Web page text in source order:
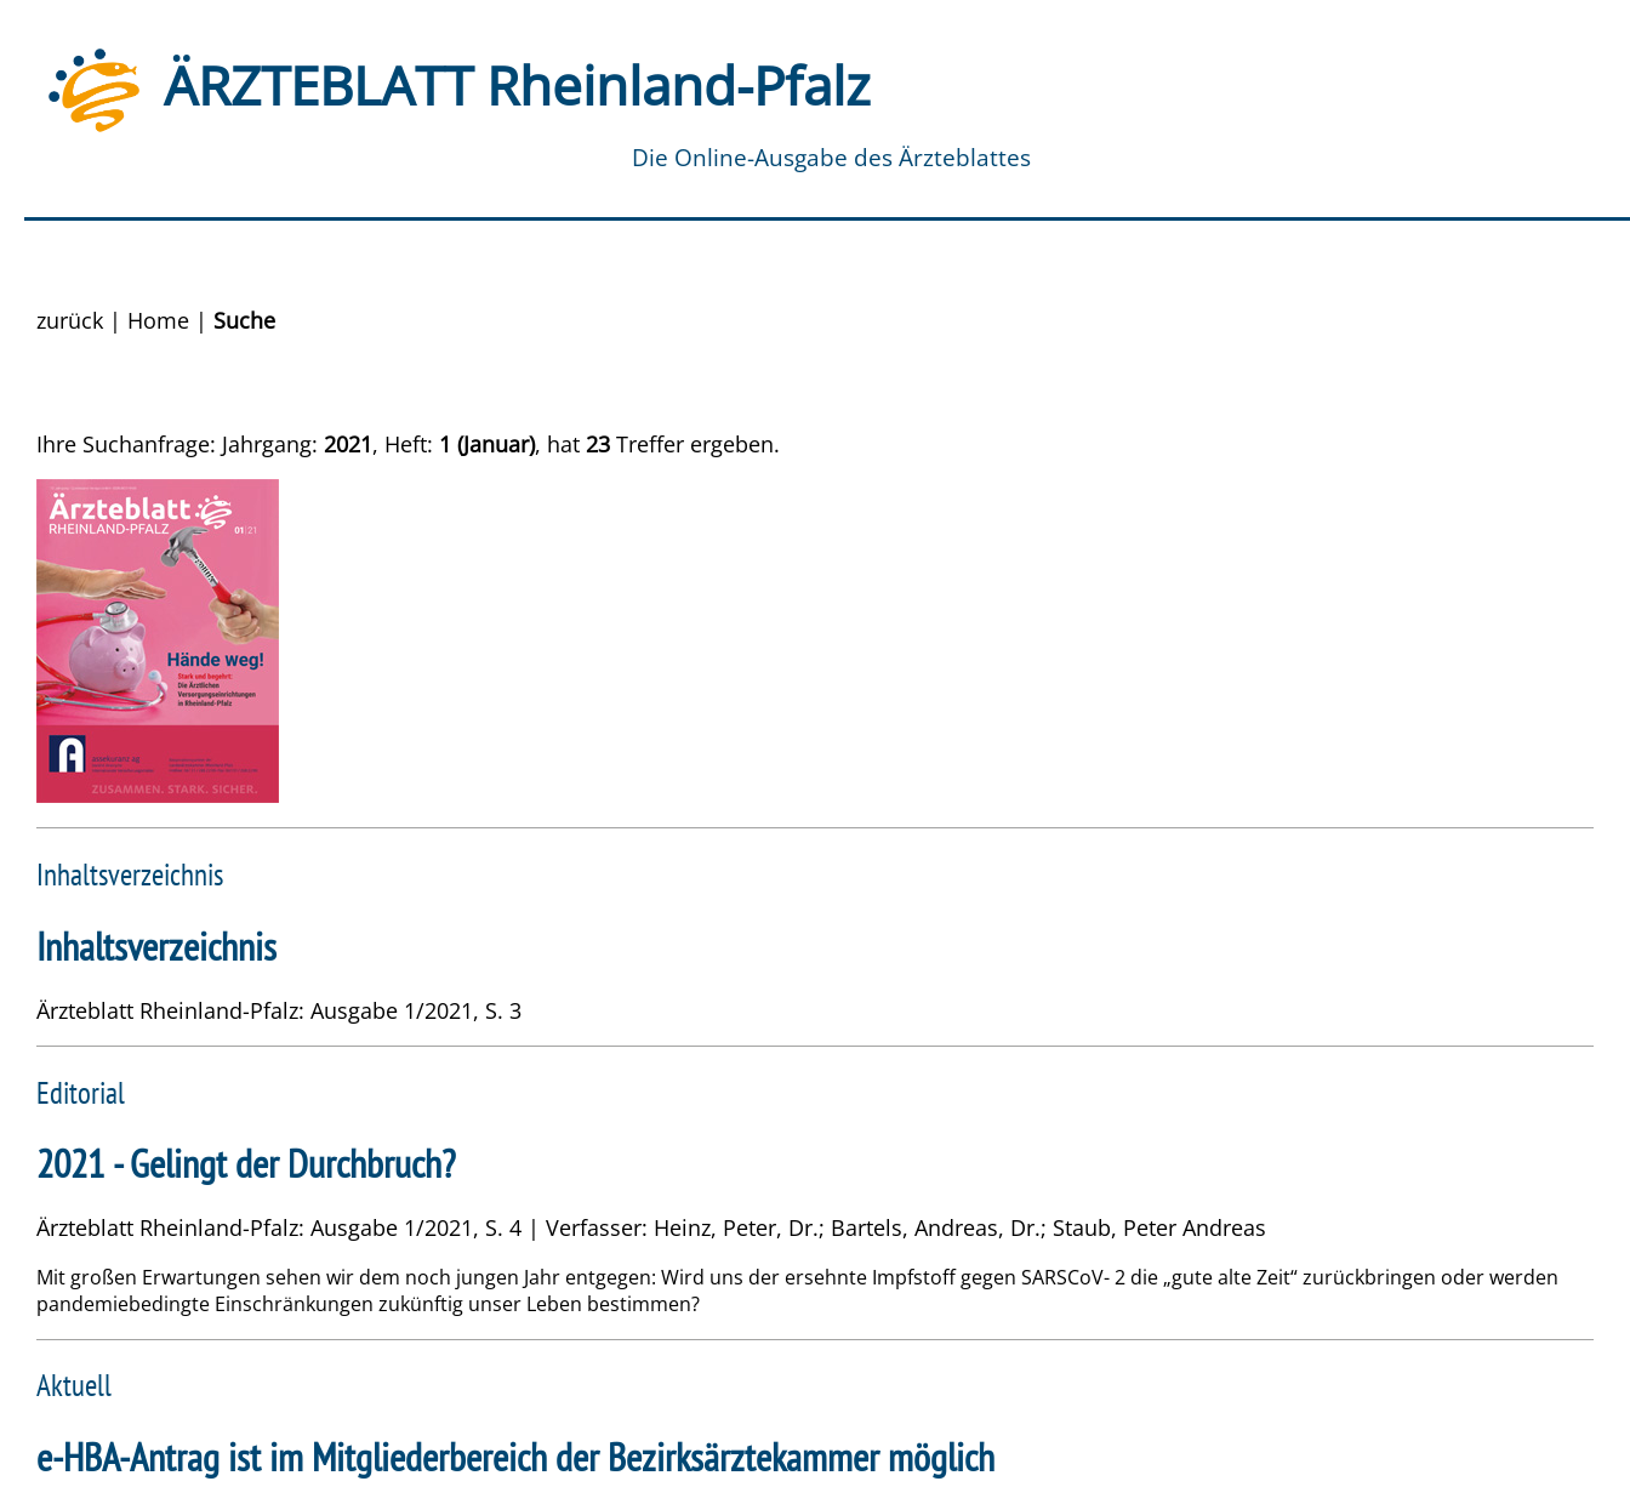
ÄRZTEBLATT Rheinland-Pfalz
Die Online-Ausgabe des Ärzteblattes
zurück | Home | Suche
Ihre Suchanfrage: Jahrgang: 2021, Heft: 1 (Januar), hat 23 Treffer ergeben.
Inhaltsverzeichnis
Inhaltsverzeichnis
Ärzteblatt Rheinland-Pfalz: Ausgabe 1/2021, S. 3
Editorial
2021 - Gelingt der Durchbruch?
Ärzteblatt Rheinland-Pfalz: Ausgabe 1/2021, S. 4 | Verfasser: Heinz, Peter, Dr.; Bartels, Andreas, Dr.; Staub, Peter Andreas
Mit großen Erwartungen sehen wir dem noch jungen Jahr entgegen: Wird uns der ersehnte Impfstoff gegen SARSCoV- 2 die „gute alte Zeit“ zurückbringen oder werden
pandemiebedingte Einschränkungen zukünftig unser Leben bestimmen?
Aktuell
e-HBA-Antrag ist im Mitgliederbereich der Bezirksärztekammer möglich